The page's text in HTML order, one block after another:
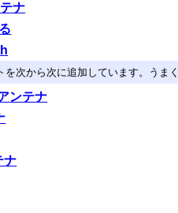
ナ
を次から次に追加しています。うま
ンテナ
ナ